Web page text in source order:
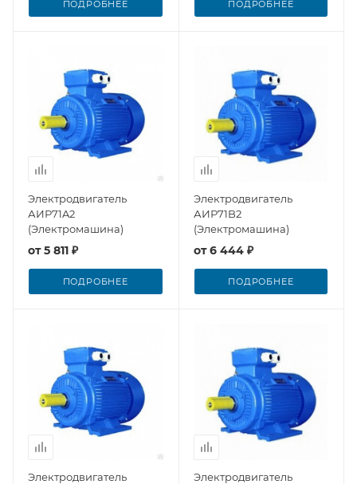
ПОДРОБНЕЕ ПОДРОБНЕЕ
Электродвигатель
АИР71A2
(Электромашина)
от5 811 ₽
ПОДРОБНЕЕ
Электродвигатель
АИР71B2
(Электромашина)
от6 444 ₽
ПОДРОБНЕЕ
Электродвигатель
Электродвигатель